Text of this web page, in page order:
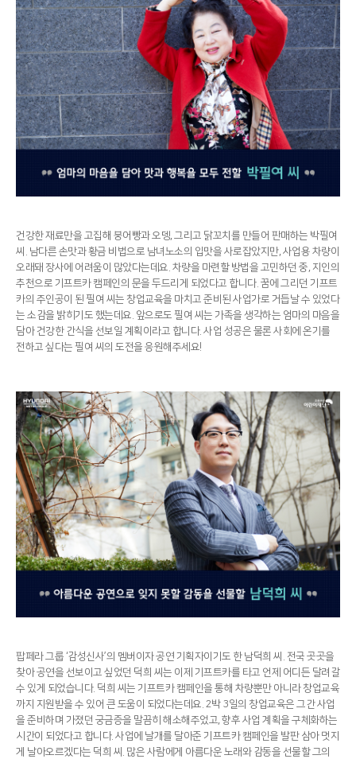
건강한 재료만을 고집해 붕어빵과 오뎅, 그리고 닭꼬치를 만들어 판매하는 박필여
씨. 남다른 손맛과 황금 비법으로 남녀노소의 입맛을 사로잡았지만, 사업용 차량이
오래돼 장사에 어려움이 많았다는데요. 차량을 마련할 방법을 고민하던 중, 지인의
추천으로 기프트카 캠페인의 문을 두드리게 되었다고 합니다. 꿈에 그리던 기프트
카의 주인공이 된 필여 씨는 창업교육을 마치고 준비된 사업가로 거듭날 수 있었다
는 소감을 밝히기도 했는데요. 앞으로도 필여 씨는 가족을 생각하는 엄마의 마음을
담아 건강한 간식을 선보일 계획이라고 합니다. 사업 성공은 물론 사회에 온기를
전하고 싶다는 필여 씨의 도전을 응원해주세요!
팝페라 그룹 ‘감성신사’의 멤버이자 공연 기획자이기도 한 남덕희 씨. 전국 곳곳을
찾아 공연을 선보이고 싶었던 덕희 씨는 이제 기프트카를 타고 언제 어디든 달려갈
수 있게 되었습니다. 덕희 씨는 기프트카 캠페인을 통해 차량뿐만 아니라 창업교육
까지 지원받을 수 있어 큰 도움이 되었다는데요. 2박 3일의 창업교육은 그간 사업
을 준비하며 가졌던 궁금증을 말끔히 해소해주었고, 향후 사업 계획을 구체화하는
시간이 되었다고 합니다. 사업에 날개를 달아준 기프트카 캠페인을 발판 삼아 멋지
게 날아오르겠다는 덕희 씨. 많은 사람에게 아름다운 노래와 감동을 선물할 그의